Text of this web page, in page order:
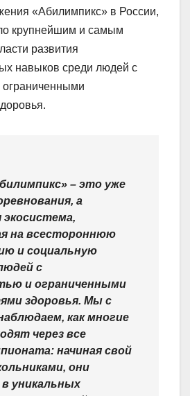
«Абилимпикс» в России,
крупнейшим и самым
развития
навыков среди людей с
ограниченными
– это уже
а
экосистема,
на всестороннюю
и социальную
с
и ограниченными
здоровья. Мы с
как многие
через все
начиная свой
они
уникальных